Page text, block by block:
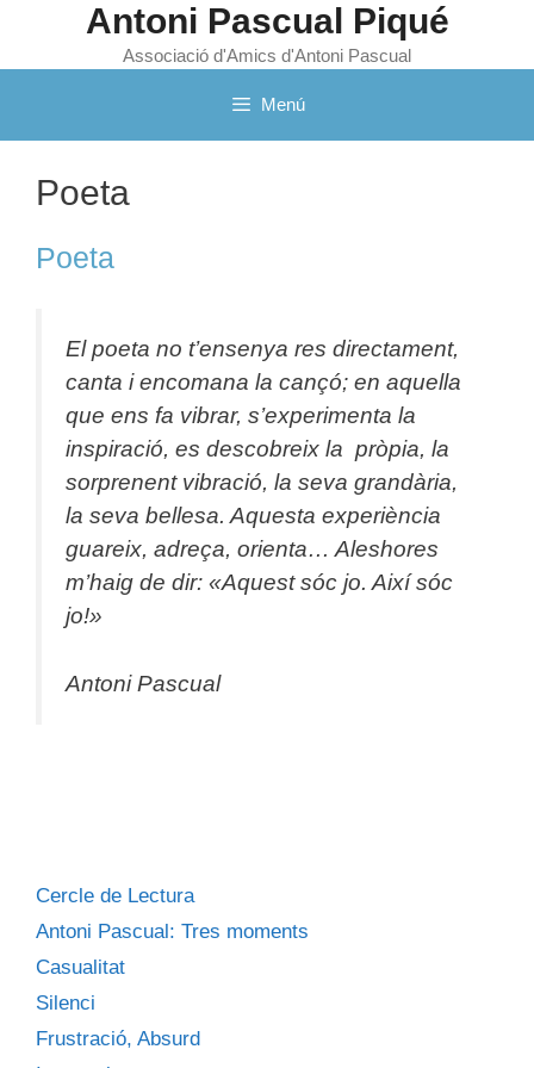
contingut
Antoni Pascual Piqué
Associació d'Amics d'Antoni Pascual
Menú
Poeta
Poeta
El poeta no t’ensenya res directament,
canta i encomana la cançó; en aquella
que ens fa vibrar, s’experimenta la
inspiració, es descobreix la pròpia, la
sorprenent vibració, la seva grandària,
la seva bellesa. Aquesta experiència
guareix, adreça, orienta… Aleshores
m’haig de dir: «Aquest sóc jo. Així sóc
jo!»
Antoni Pascual
Cercle de Lectura
Antoni Pascual: Tres moments
Casualitat
Silenci
Frustració, Absurd